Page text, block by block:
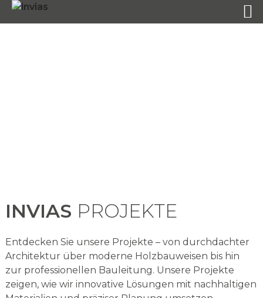
INVIAS PROJEKTE
Entdecken Sie unsere Projekte – von durchdachter
Architektur über moderne Holzbauweisen bis hin
zur professionellen Bauleitung. Unsere Projekte
zeigen, wie wir innovative Lösungen mit nachhaltigen